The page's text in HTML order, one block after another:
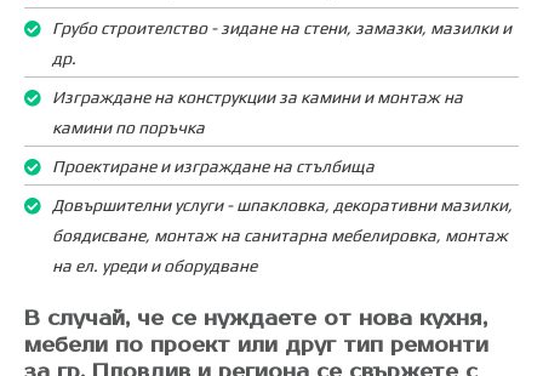
Грубо строителство - зидане на стени, замазки, мазилки и
др.
Изграждане на конструкции за камини и монтаж на
камини по поръчка
Проектиране и изграждане на стълбища
Довършителни услуги - шпакловка, декоративни мазилки,
боядисване, монтаж на санитарна мебелировка, монтаж
на ел. уреди и оборудване
В случай, че се нуждаете от нова кухня,
мебели по проект или друг тип ремонти